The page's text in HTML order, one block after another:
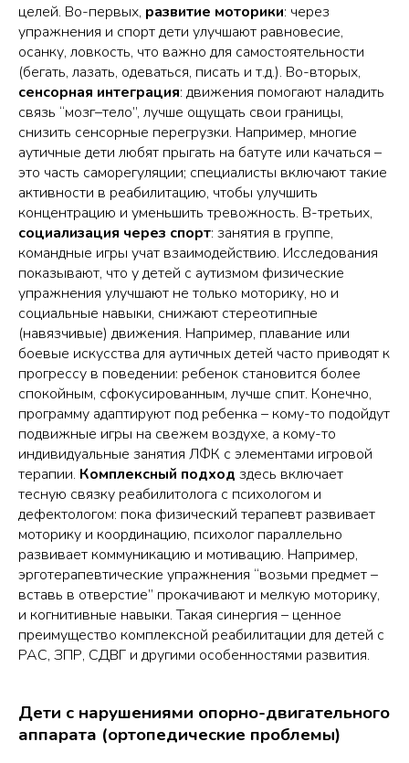
целей. Во-первых, развитие моторики: через
упражнения и спорт дети улучшают равновесие,
осанку, ловкость, что важно для самостоятельности
(бегать, лазать, одеваться, писать и т.д.). Во-вторых,
сенсорная интеграция: движения помогают наладить
связь “мозг–тело”, лучше ощущать свои границы,
снизить сенсорные перегрузки. Например, многие
аутичные дети любят прыгать на батуте или качаться –
это часть саморегуляции; специалисты включают такие
активности в реабилитацию, чтобы улучшить
концентрацию и уменьшить тревожность. В-третьих,
социализация через спорт: занятия в группе,
командные игры учат взаимодействию. Исследования
показывают, что у детей с аутизмом физические
упражнения улучшают не только моторику, но и
социальные навыки, снижают стереотипные
(навязчивые) движения. Например, плавание или
боевые искусства для аутичных детей часто приводят к
прогрессу в поведении: ребенок становится более
спокойным, сфокусированным, лучше спит. Конечно,
программу адаптируют под ребенка – кому-то подойдут
подвижные игры на свежем воздухе, а кому-то
индивидуальные занятия ЛФК с элементами игровой
терапии. Комплексный подход здесь включает
тесную связку реабилитолога с психологом и
дефектологом: пока физический терапевт развивает
моторику и координацию, психолог параллельно
развивает коммуникацию и мотивацию. Например,
эрготерапевтические упражнения “возьми предмет –
вставь в отверстие” прокачивают и мелкую моторику,
и когнитивные навыки. Такая синергия – ценное
преимущество комплексной реабилитации для детей с
РАС, ЗПР, СДВГ и другими особенностями развития.
Дети с нарушениями опорно-двигательного
аппарата (ортопедические проблемы)